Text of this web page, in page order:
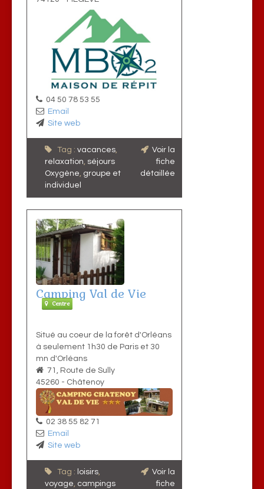
04 50 78 53 55
Email
Site web
Tag : vacances,
relaxation, séjours
Oxygène, groupe et
individuel
Voir la
fiche
détaillée
Camping Val de Vie
Centre
Situé au coeur de la forêt d'Orléans
à seulement 1h30 de Paris et 30
mn d'Orléans
71, Route de Sully
45260 - Châtenoy
02 38 55 82 71
Email
Site web
Tag : loisirs,
voyage, campings
Voir la
fiche